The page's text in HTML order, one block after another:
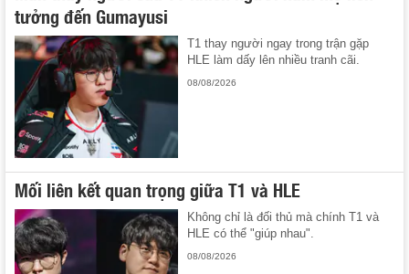
tưởng đến Gumayusi
T1 thay người ngay trong trận gặp
HLE làm dấy lên nhiều tranh cãi.
08/08/2026
Mối liên kết quan trọng giữa T1 và HLE
Không chỉ là đối thủ mà chính T1 và
HLE có thể "giúp nhau".
08/08/2026